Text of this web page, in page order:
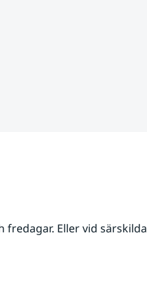
Eller vid särskilda